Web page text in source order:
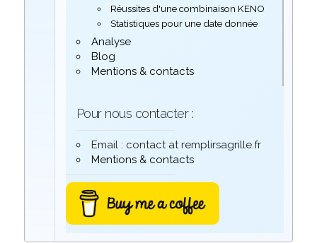
Réussites d'une combinaison KENO
Statistiques pour une date donnée
Analyse
Blog
Mentions & contacts
Pour nous contacter :
Email : contact at remplirsagrille.fr
Mentions & contacts